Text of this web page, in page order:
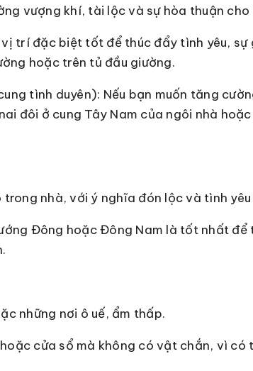
vượng khí, tài lộc và sự hòa thuận cho
trí đặc biệt tốt để thúc đẩy tình yêu, sự
hoặc trên tủ đầu giường.
tình duyên): Nếu bạn muốn tăng
đôi ở cung Tây Nam của ngôi nhà
nhà, với ý nghĩa đón lộc và tình yêu
Đông hoặc Đông Nam là tốt nhất để
những nơi ô uế, ẩm thấp.
cửa sổ mà không có vật chắn, vì có